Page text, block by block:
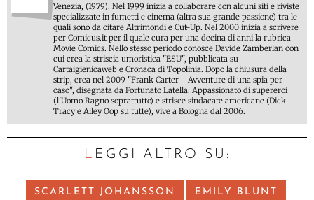
Venezia, (1979). Nel 1999 inizia a collaborare con alcuni siti e riviste
specializzate in fumetti e cinema (altra sua grande passione) tra le
quali sono da citare Altrimondi e Cut-Up. Nel 2000 inizia a scrivere
per Comicus.it per il quale cura per una decina di anni la rubrica
Movie Comics. Nello stesso periodo conosce Davide Zamberlan con
cui crea la striscia umoristica "ESU", pubblicata su
Cartaigienicaweb e Cronaca di Topolinia. Dopo la chiusura della
strip, crea nel 2009 "Frank Carter - Avventure di una spia per
caso", disegnata da Fortunato Latella. Appassionato di supereroi
(l'Uomo Ragno soprattutto) e strisce sindacate americane (Dick
Tracy e Alley Oop su tutte), vive a Bologna dal 2006.
LEGGI ALTRO SU:
SCARLETT JOHANSSON EMILY BLUNT